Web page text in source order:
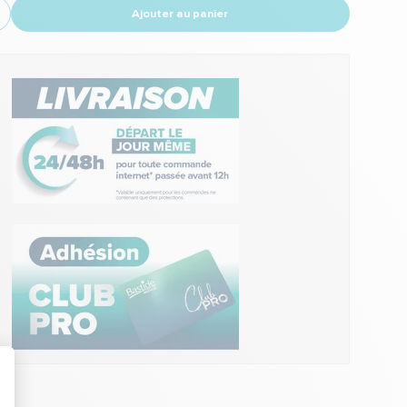
Ajouter au panier